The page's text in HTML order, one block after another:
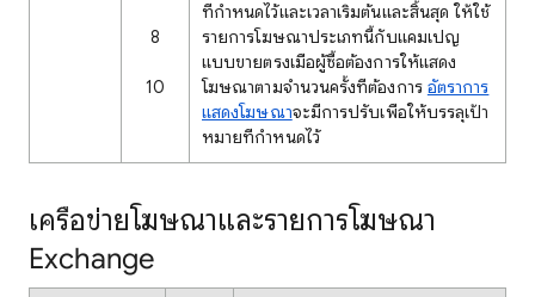
8
10
ที่กำหนดไว้และเวลาเริ่มต้นและสิ้นสุด ให้ใช้
รายการโฆษณาประเภทนี้กับแคมเปญ
แบบขายตรงเมื่อผู้ซื้อต้องการให้แสดง
โฆษณาตามจำนวนครั้งที่ต้องการ อัตราการ
แสดงโฆษณาจะมีการปรับเพื่อให้บรรลุเป้า
หมายที่กำหนดไว้
เครือข่ายโฆษณาและรายการโฆษณา
Exchange